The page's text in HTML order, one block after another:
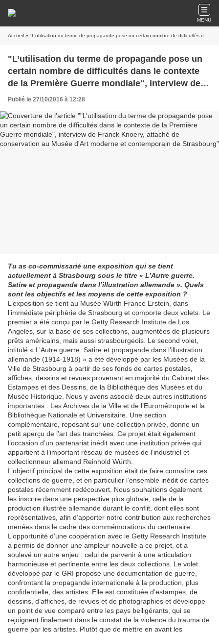
MENU
Accueil » "L’utilisation du terme de propagande pose un certain nombre de difficultés dans le contexte de la Première Guerre mondiale", interview de Franck Knoery, attaché de conservation au Musée d'Art moderne et contemporain de Strasbourg
"L’utilisation du terme de propagande pose un
certain nombre de difficultés dans le contexte
de la Première Guerre mondiale", interview de
Franck Knoery, attaché de conservation au
Strasbourg
Publié le 27/10/2016 à 12:28
Tu as co-commissarié une exposition qui se tient
actuellement à Strasbourg sous le titre « L’Autre guerre.
Satire et propagande dans l’illustration allemande ». Quels
sont les objectifs et les moyens de cette exposition ?
L’exposition se tient au Musée Würth France Erstein, dans
l’immédiate périphérie de Strasbourg et comporte deux volets. Le
premier a été conçu par le Getty Research Institute de Los
Angeles, sur la base de ses collections, augmentées de plusieurs
prêts américains, mais aussi strasbourgeois. Le second volet,
intitulé « L’Autre guerre. Satire et propagande dans l’illustration
allemande (1914-1918) » a été développé par les Musées de la
Ville de Strasbourg à partir de ses fonds de cartes postales,
affiches, dessins et revues provenant en majorité du Cabinet des
Estampes et des Dessins, de la Bibliothèque des Musées et du
Musée Historique. Nous y avons associé deux autres institutions
importantes : Les Archives de la Ville et de l’Eurométropole et la
Bibliothèque Nationale et Universitaire. Une section
complémentaire, reposant sur une collection privée, donne un
petit aperçu de l’art des tranchées. Ce projet était également
l’occasion d’un partenariat inédit avec une institution privée qui
appartient à l’important réseau de musées de l’industriel et
collectionneur allemand Reinhold Würth.
L’objectif principal de cette exposition était de faire connaître ces
collections de guerre, et en particulier l’ensemble inédit de cartes
postales récemment redécouvert. Nous souhaitions également
les inscrire dans une perspective plus globale, celle de la
production illustrée allemande durant le conflit, dont elles sont
représentatives, afin d’apporter notre contribution aux recherches
menées dans le cadre des commémorations du centenaire.
L’opportunité d’une coopération avec le Getty Research Institute
a permis de donner une ampleur nouvelle a ce projet, et a
soulevé un autre enjeu : celui de parvenir à une articulation
harmonieuse et pertinente entre les deux collections. Le volet
développé par le GRI propose une documentation de guerre,
confrontant la propagande internationale à la production, plus
confidentielle, des artistes. Elle est constituée d’estampes, de
dessins, d’affiches, de revues et de photographies et développe
un point de vue comparé entre les pays belligérants, qui se
rejoignent finalement dans le constat de la violence du trauma de
guerre par les artistes. Plutôt que de mettre en avant les